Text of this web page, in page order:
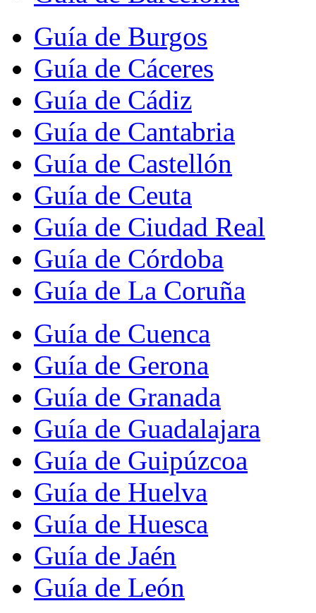
Guía de Burgos
Guía de Cáceres
Guía de Cádiz
Guía de Cantabria
Guía de Castellón
Guía de Ceuta
Guía de Ciudad Real
Guía de Córdoba
Guía de La Coruña
Guía de Cuenca
Guía de Gerona
Guía de Granada
Guía de Guadalajara
Guía de Guipúzcoa
Guía de Huelva
Guía de Huesca
Guía de Jaén
Guía de León